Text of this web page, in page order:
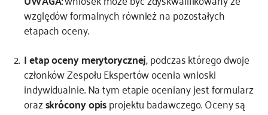
względów formalnych również na pozostałych
etapach oceny.
I etap oceny merytorycznej, podczas którego dwoje
członków Zespołu Ekspertów ocenia wnioski
indywidualnie. Na tym etapie oceniany jest formularz
orazskrócony opisprojektu badawczego. Oceny są